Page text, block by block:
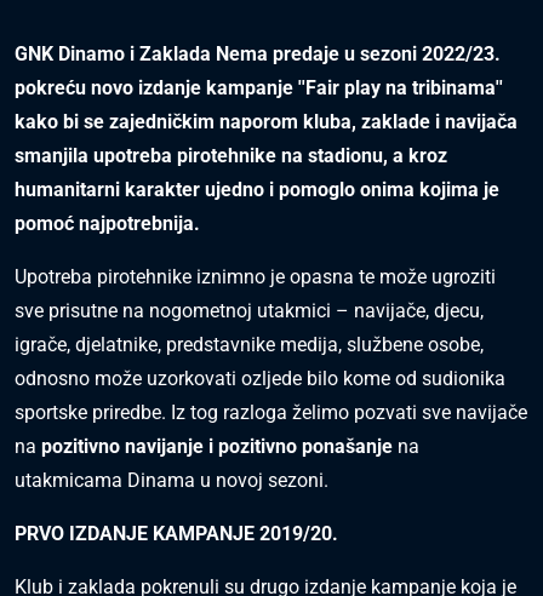
GNK Dinamo i Zaklada Nema predaje u sezoni 2022/23.
pokreću novo izdanje kampanje ''Fair play na tribinama''
kako bi se zajedničkim naporom kluba, zaklade i navijača
smanjila upotreba pirotehnike na stadionu, a kroz
humanitarni karakter ujedno i pomoglo onima kojima je
pomoć najpotrebnija.
Upotreba pirotehnike iznimno je opasna te može ugroziti
sve prisutne na nogometnoj utakmici – navijače, djecu,
igrače, djelatnike, predstavnike medija, službene osobe,
odnosno može uzorkovati ozljede bilo kome od sudionika
sportske priredbe. Iz tog razloga želimo pozvati sve navijače
na pozitivno navijanje i pozitivno ponašanje na
utakmicama Dinama u novoj sezoni.
PRVO IZDANJE KAMPANJE 2019/20.
Klub i zaklada pokrenuli su drugo izdanje kampanje koja je